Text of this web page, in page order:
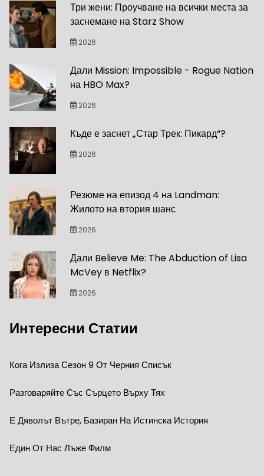
Три жени: Проучване на всички места за
заснемане на Starz Show
2026
Дали Mission: Impossible - Rogue Nation
на HBO Max?
2026
Къде е заснет „Стар Трек: Пикард“?
2026
Резюме на епизод 4 на Landman:
Жилото на втория шанс
2026
Дали Believe Me: The Abduction of Lisa
McVey в Netflix?
2026
Интересни Статии
Кога Излиза Сезон 9 От Черния Списък
Разговаряйте Със Сърцето Върху Тях
Е Дяволът Вътре, Базиран На Истинска История
Един От Нас Лъже Филм